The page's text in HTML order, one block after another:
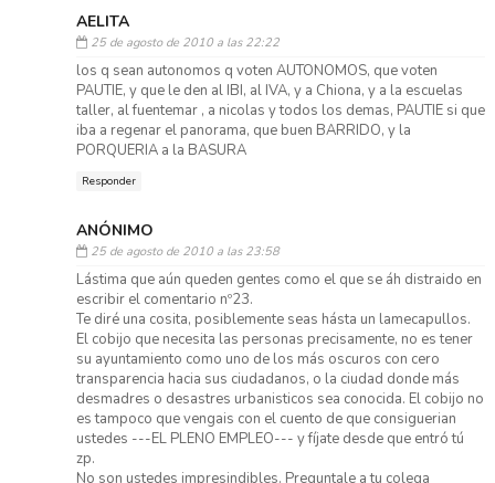
AELITA
25 de agosto de 2010 a las 22:22
los q sean autonomos q voten AUTONOMOS, que voten
PAUTIE, y que le den al IBI, al IVA, y a Chiona, y a la escuelas
taller, al fuentemar , a nicolas y todos los demas, PAUTIE si que
iba a regenar el panorama, que buen BARRIDO, y la
PORQUERIA a la BASURA
Responder
ANÓNIMO
25 de agosto de 2010 a las 23:58
Lástima que aún queden gentes como el que se áh distraido en
escribir el comentario nº23.
Te diré una cosita, posiblemente seas hásta un lamecapullos.
El cobijo que necesita las personas precisamente, no es tener
su ayuntamiento como uno de los más oscuros con cero
transparencia hacia sus ciudadanos, o la ciudad donde más
desmadres o desastres urbanisticos sea conocida. El cobijo no
es tampoco que vengais con el cuento de que consiguerian
ustedes ---EL PLENO EMPLEO--- y fíjate desde que entró tú
zp.
No son ustedes impresindibles. Preguntale a tu colega